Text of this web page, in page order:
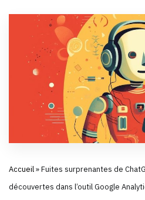
Accueil»Fuites surprenantes de
découvertes dans l’outil Google